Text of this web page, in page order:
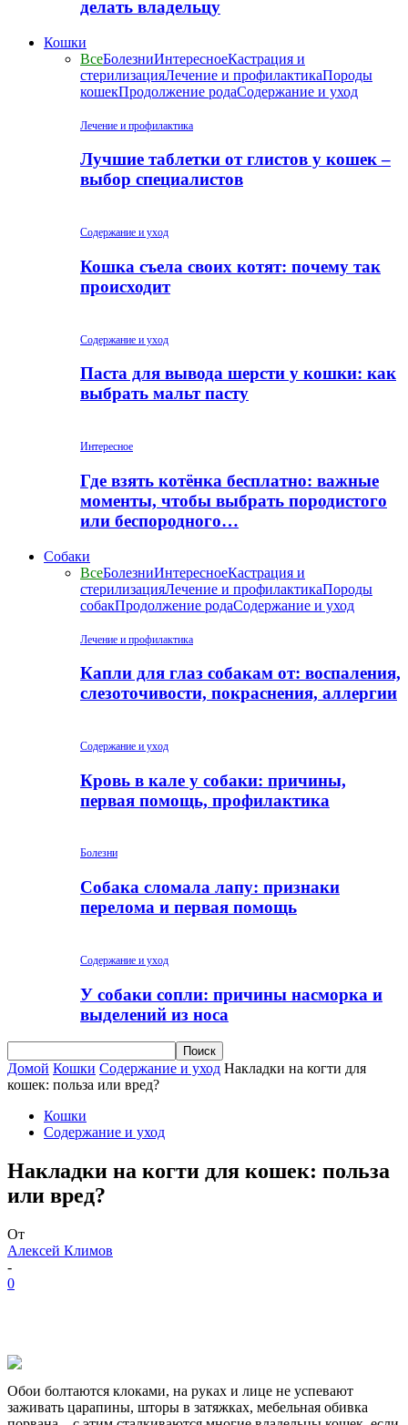
делать владельцу
Кошки
ВсеБолезниИнтересноеКастрация и
стерилизацияЛечение и профилактикаПороды
кошекПродолжение родаСодержание и уход
Лечение и профилактика
Лучшие таблетки от глистов у кошек –
выбор специалистов
Содержание и уход
Кошка съела своих котят: почему так
происходит
Содержание и уход
Паста для вывода шерсти у кошки: как
выбрать мальт пасту
Интересное
Где взять котёнка бесплатно: важные
моменты, чтобы выбрать породистого
или беспородного…
Собаки
ВсеБолезниИнтересноеКастрация и
стерилизацияЛечение и профилактикаПороды
собакПродолжение родаСодержание и уход
Лечение и профилактика
Капли для глаз собакам от: воспаления,
слезоточивости, покраснения, аллергии
Содержание и уход
Кровь в кале у собаки: причины,
первая помощь, профилактика
Болезни
Собака сломала лапу: признаки
перелома и первая помощь
Содержание и уход
У собаки сопли: причины насморка и
выделений из носа
Домой Кошки Содержание и уход Накладки на когти для
кошек: польза или вред?
Кошки
Содержание и уход
Накладки на когти для кошек: польза
или вред?
От
Алексей Климов
-
0
Обои болтаются клоками, на руках и лице не успевают
заживать царапины, шторы в затяжках, мебельная обивка